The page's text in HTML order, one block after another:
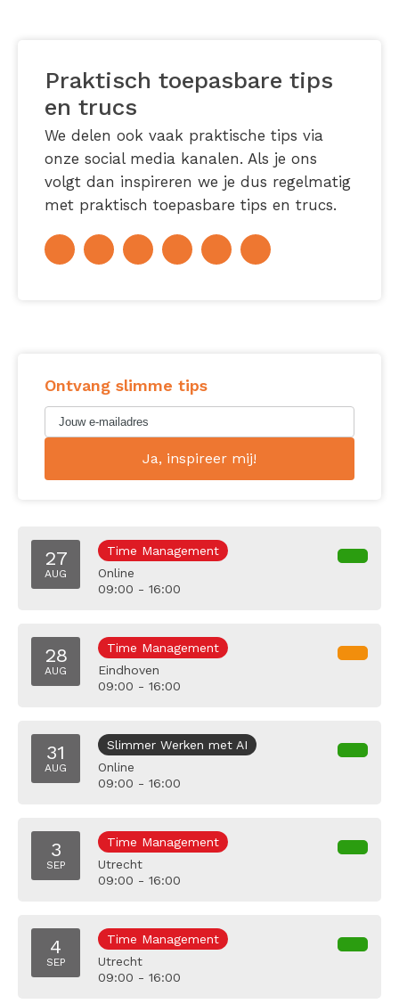
Praktisch toepasbare tips
en trucs
We delen ook vaak praktische tips via
onze social media kanalen. Als je ons
volgt dan inspireren we je dus regelmatig
met praktisch toepasbare tips en trucs.
Ontvang slimme tips
27
AUG
Time Management
Online
09:00 - 16:00
28
AUG
Time Management
Eindhoven
09:00 - 16:00
31
AUG
Slimmer Werken met AI
Online
09:00 - 16:00
3
SEP
Time Management
Utrecht
09:00 - 16:00
4
SEP
Time Management
Utrecht
09:00 - 16:00